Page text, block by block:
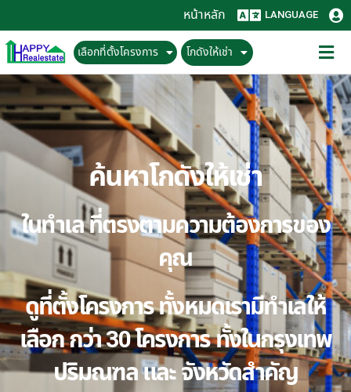
หน้าหลัก LANGUAGE
เลือกที่ตั้งโครงการ โกดังให้เช่า
ค้นหาโกดังให้เช่า
ในทำเล ที่ตรงตามความต้องการของ
คุณ
ดูที่ตั้งโครงการ ทั้งหมดเรามีทำเลให้
เลือก กว่า 30 โครงการ ทั้งในกรุงเทพ
ปริมณฑล และ จังหวัดสำคัญ